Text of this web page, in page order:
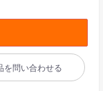
を問い合わせる